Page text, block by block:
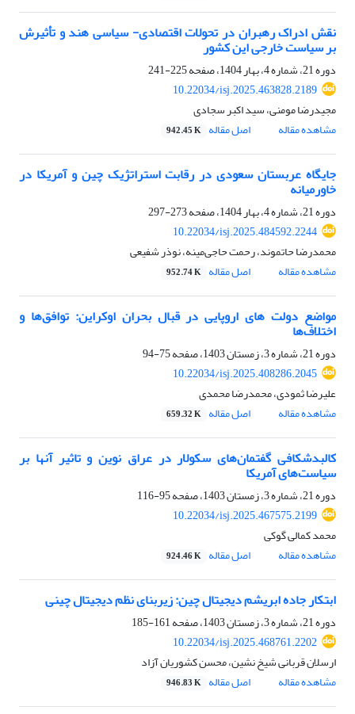
نقش ادراک رهبران در تحولات اقتصادی- سیاسی هند و تأثیرش
بر سیاست خارجی این کشور
دوره 21، شماره 4، بهار 1404، صفحه
225-241
10.22034/isj.2025.463828.2189
مجیدرضا مومنی، سید اکبر سجادی
مشاهده مقاله
اصل مقاله 942.45 K
جایگاه عربستان سعودی در رقابت استراتژیک چین و آمریکا در
خاورمیانه
دوره 21، شماره 4، بهار 1404، صفحه
273-297
10.22034/isj.2025.484592.2244
محمدرضا حاتموند، رحمت حاجی‌مینه، نوذر شفیعی
مشاهده مقاله
اصل مقاله 952.74 K
مواضع دولت های اروپایی در قبال بحران اوکراین: توافق‌ها و
اختلاف‌ها
دوره 21، شماره 3، زمستان 1403، صفحه
75-94
10.22034/isj.2025.408286.2045
علیرضا ثمودی، محمدرضا محمدی
مشاهده مقاله
اصل مقاله 659.32 K
کالبدشکافی گفتمان‌های سکولار در عراق نوین و تاثیر آنها بر
سیاست‌های آمریکا
دوره 21، شماره 3، زمستان 1403، صفحه
95-116
10.22034/isj.2025.467575.2199
محمد کمالی گوکی
مشاهده مقاله
اصل مقاله 924.46 K
ابتکار جاده ابریشم دیجیتال چین: زیربنای نظم دیجیتال چینی
دوره 21، شماره 3، زمستان 1403، صفحه
161-185
10.22034/isj.2025.468761.2202
ارسلان قربانی شیخ نشین، محسن کشوریان آزاد
مشاهده مقاله
اصل مقاله 946.83 K